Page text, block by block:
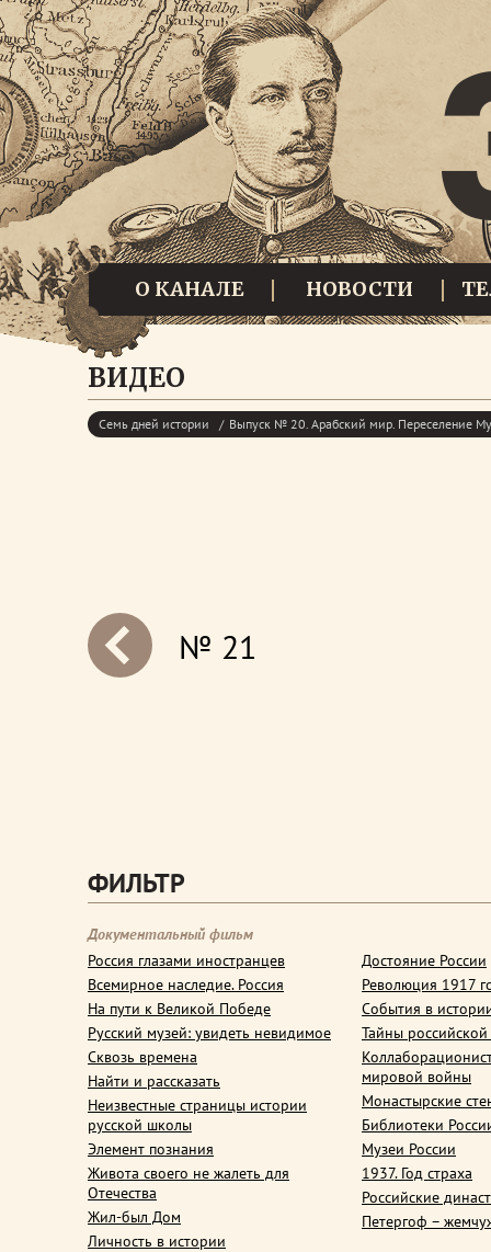
О КАНАЛЕ НОВОСТИ
ВИДЕО
Семь дней истории Выпуск № 20. Арабский мир. Переселение
№ 21
ФИЛЬТР
Документальный фильм
Россия глазами иностранцев
Всемирное наследие. Россия
На пути к Великой Победе
Русский музей: увидеть невидимое
Сквозь времена
Найти и рассказать
Неизвестные страницы истории
русской школы
Элемент познания
Живота своего не жалеть для
Отечества
Жил-был Дом
Личность в истории
Достояние России
Революция 1917
События в
Тайны
мировой войны
Монастырские
Библиотеки
Музеи России
1937. Год страха
Российские
Петергоф –